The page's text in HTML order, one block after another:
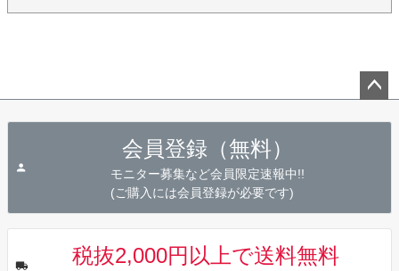
会員登録（無料）
モニター募集など会員限定速報中!!
(ご購入には会員登録が必要です)
税抜2,000円以上で送料無料